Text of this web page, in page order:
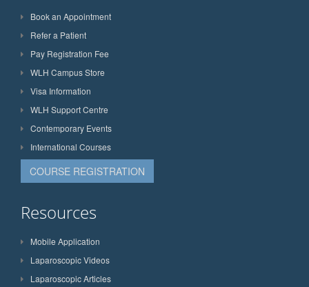
Book an Appointment
Refer a Patient
Pay Registration Fee
WLH Campus Store
Visa Information
WLH Support Centre
Contemporary Events
International Courses
COURSE REGISTRATION
Resources
Mobile Application
Laparoscopic Videos
Laparoscopic Articles